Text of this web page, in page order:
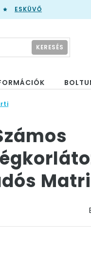
ESKÜVŐ
KERESÉS